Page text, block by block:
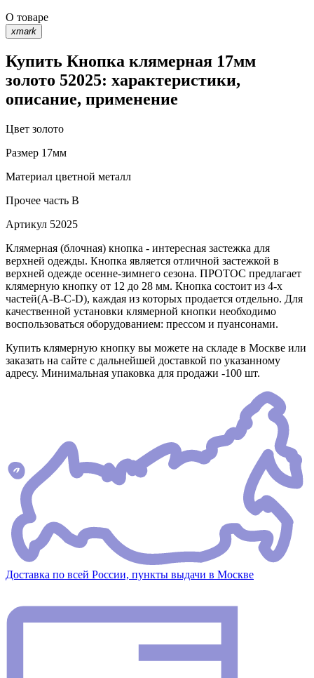
О товаре
xmark
Купить Кнопка клямерная 17мм
золото 52025: характеристики,
описание, применение
Цвет золото
Размер 17мм
Материал цветной металл
Прочее часть B
Артикул 52025
Клямерная (блочная) кнопка - интересная застежка для
верхней одежды. Кнопка является отличной застежкой в
верхней одежде осенне-зимнего сезона. ПРОТОС предлагает
клямерную кнопку от 12 до 28 мм. Кнопка состоит из 4-х
частей(А-В-С-D), каждая из которых продается отдельно. Для
качественной установки клямерной кнопки необходимо
воспользоваться оборудованием: прессом и пуансонами.
Купить клямерную кнопку вы можете на складе в Москве или
заказать на сайте с дальнейшей доставкой по указанному
адресу. Минимальная упаковка для продажи -100 шт.
Доставка по всей России, пункты выдачи в Москве